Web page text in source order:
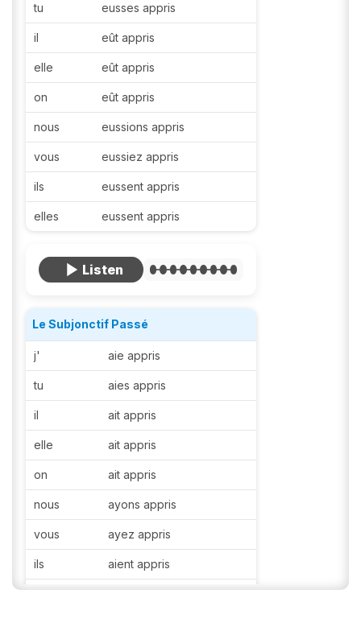
tu eusses appris
il eût appris
elle eût appris
on eût appris
nous eussions appris
vous eussiez appris
ils eussent appris
elles eussent appris
Le Subjonctif Passé
j' aie appris
tu aies appris
il ait appris
elle ait appris
on ait appris
nous ayons appris
vous ayez appris
ils aient appris